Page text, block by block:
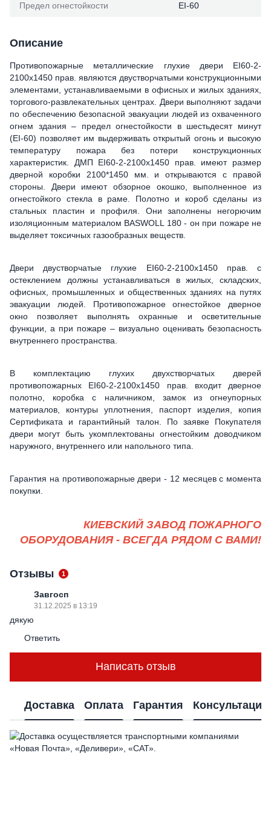
Предел огнестойкости ЕІ-60
Описание
Противопожарные металлические глухие двери ЕІ60-2-
2100x1450 прав. являются двустворчатыми конструкционными
элементами, устанавливаемыми в офисных и жилых зданиях,
торгового-развлекательных центрах. Двери выполняют задачи
по обеспечению безопасной эвакуации людей из охваченного
огнем здания – предел огнестойкости в шестьдесят минут
(ЕІ-60) позволяет им выдерживать открытый огонь и высокую
температуру пожара без потери конструкционных
характеристик. ДМП ЕІ60-2-2100x1450 прав. имеют размер
дверной коробки 2100*1450 мм. и открываются с правой
стороны. Двери имеют обзорное окошко, выполненное из
огнестойкого стекла в раме. Полотно и короб сделаны из
стальных пластин и профиля. Они заполнены негорючим
изоляционным материалом BASWOLL 180 - он при пожаре не
выделяет токсичных газообразных веществ.
Двери двустворчатые глухие ЕІ60-2-2100x1450 прав. с
остеклением должны устанавливаться в жилых, складских,
офисных, промышленных и общественных зданиях на путях
эвакуации людей. Противопожарное огнестойкое дверное
окно позволяет выполнять охранные и осветительные
функции, а при пожаре – визуально оценивать безопасность
внутреннего пространства.
В комплектацию глухих двухстворчатых дверей
противопожарных ЕІ60-2-2100x1450 прав. входит дверное
полотно, коробка с наличником, замок из огнеупорных
материалов, контуры уплотнения, паспорт изделия, копия
Сертификата и гарантийный талон. По заявке Покупателя
двери могут быть укомплектованы огнестойким доводчиком
наружного, внутреннего или напольного типа.
Гарантия на противопожарные двери - 12 месяцев с момента
покупки.
КИЕВСКИЙ ЗАВОД ПОЖАРНОГО
ОБОРУДОВАНИЯ - ВСЕГДА РЯДОМ С ВАМИ!
Отзывы 1
Завгосп
31.12.2025 в 13:19
дякую
Ответить
Написать отзыв
Доставка Оплата Гарантия Консультация